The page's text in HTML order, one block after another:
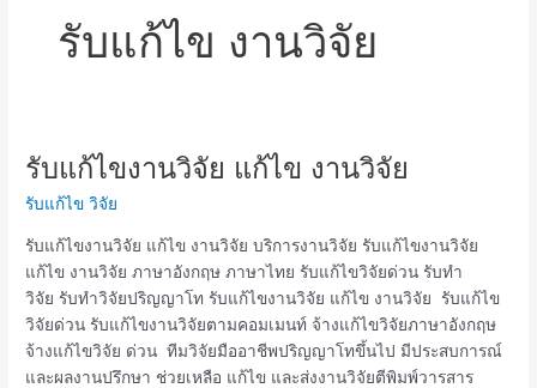
รับแก้ไข งานวิจัย
รับแก้ไขงานวิจัย แก้ไข งานวิจัย
รับแก้ไข วิจัย
รับแก้ไขงานวิจัย แก้ไข งานวิจัย บริการงานวิจัย รับแก้ไขงานวิจัย
แก้ไข งานวิจัย ภาษาอังกฤษ ภาษาไทย รับแก้ไขวิจัยด่วน รับทำ
วิจัย รับทำวิจัยปริญญาโท รับแก้ไขงานวิจัย แก้ไข งานวิจัย รับแก้ไข
วิจัยด่วน รับแก้ไขงานวิจัยตามคอมเมนท์ จ้างแก้ไขวิจัยภาษาอังกฤษ
จ้างแก้ไขวิจัย ด่วน ทีมวิจัยมืออาชีพปริญญาโทขึ้นไป มีประสบการณ์
และผลงานปรึกษา ช่วยเหลือ แก้ไข และส่งงานวิจัยตีพิมพ์วารสาร
รับ
งาน
วิจัย
แก้ไข
งาน
วิจัย